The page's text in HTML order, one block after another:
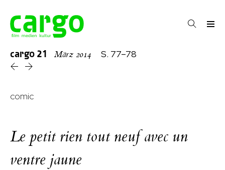
cargo 21 März 2014 S. 77–78
comic
Le petit rien tout neuf avec un
ventre jaune